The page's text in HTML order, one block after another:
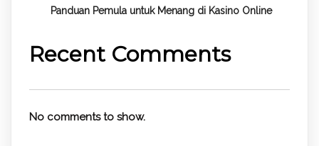
Panduan Pemula untuk Menang di Kasino Online
Recent Comments
No comments to show.